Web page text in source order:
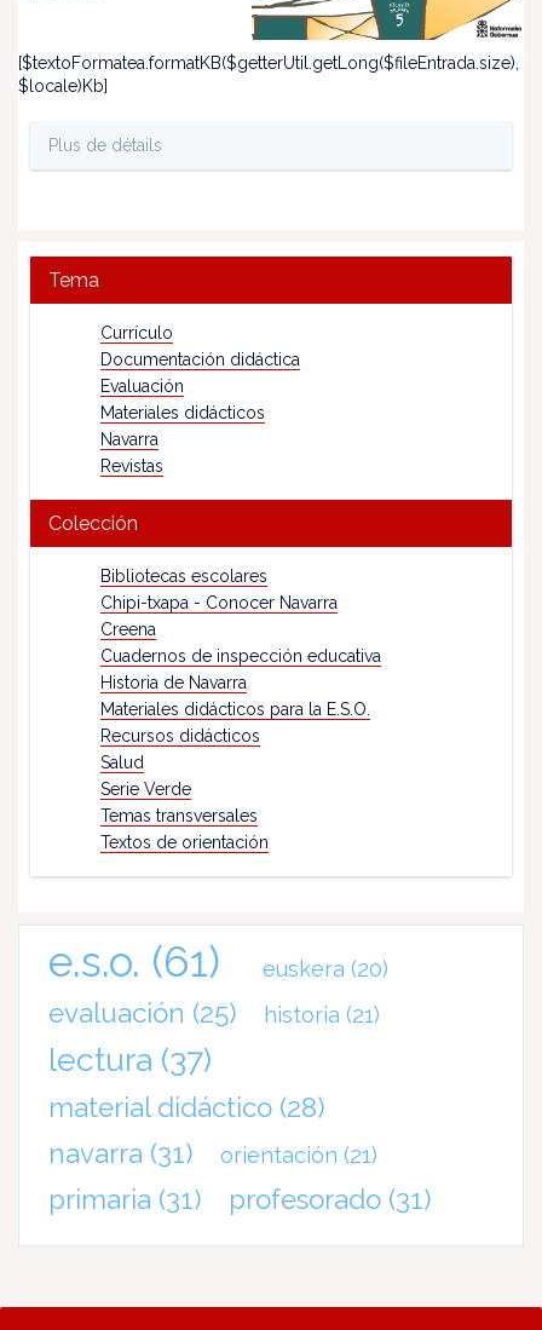
[$textoFormatea.formatKB($getterUtil.getLong($fileEntrada.size),
$locale)Kb]
Plus de détails
Tema
Currículo
Documentación didáctica
Evaluación
Materiales didácticos
Navarra
Revistas
Colección
Bibliotecas escolares
Chipi-txapa - Conocer Navarra
Creena
Cuadernos de inspección educativa
Historia de Navarra
Materiales didácticos para la E.S.O.
Recursos didácticos
Salud
Serie Verde
Temas transversales
Textos de orientación
e.s.o. (61) euskera (20)
evaluación (25) historia (21)
lectura (37)
material didáctico (28)
navarra (31) orientación (21)
primaria (31) profesorado (31)